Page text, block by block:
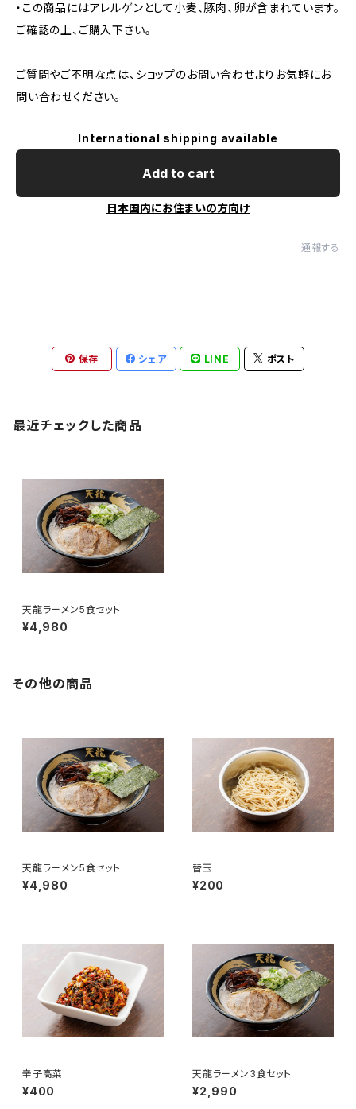
・この商品にはアレルゲンとして小麦、豚肉、卵が含まれています。
ご確認の上、ご購入下さい。
ご質問やご不明な点は、ショップのお問い合わせよりお気軽にお
問い合わせください。
International shipping available
Add to cart
日本国内にお住まいの方向け
通報する
保存 シェア LINE ポスト
最近チェックした商品
天龍ラーメン5食セット
¥4,980
その他の商品
天龍ラーメン5食セット
¥4,980
替玉
¥200
辛子高菜
¥400
天龍ラーメン3食セット
¥2,990